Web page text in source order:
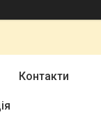
Контакти